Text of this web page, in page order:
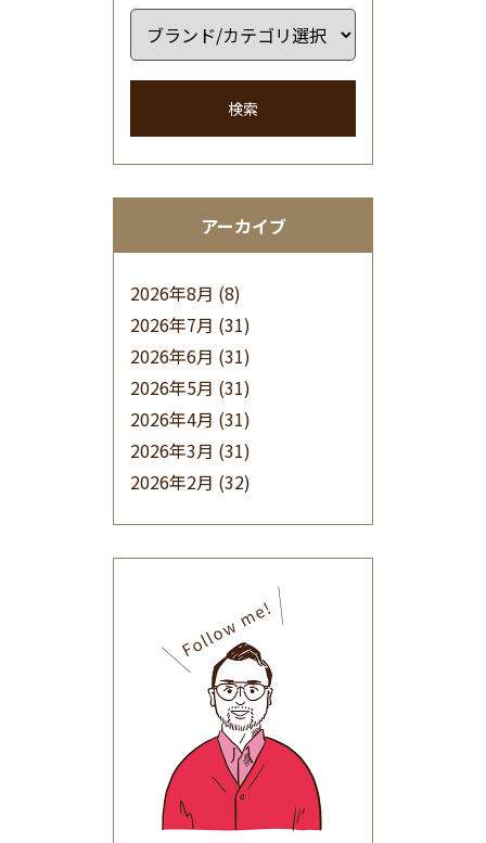
検索
アーカイブ
2026年8月 (8)
2026年7月 (31)
2026年6月 (31)
2026年5月 (31)
2026年4月 (31)
2026年3月 (31)
2026年2月 (32)
(32)
2025年9月(30)
2025年8月(31)
2025年7月(37)
2025年6月(48)
2025年5月
(41)
2025年4月
(32)
2025年3月(31)